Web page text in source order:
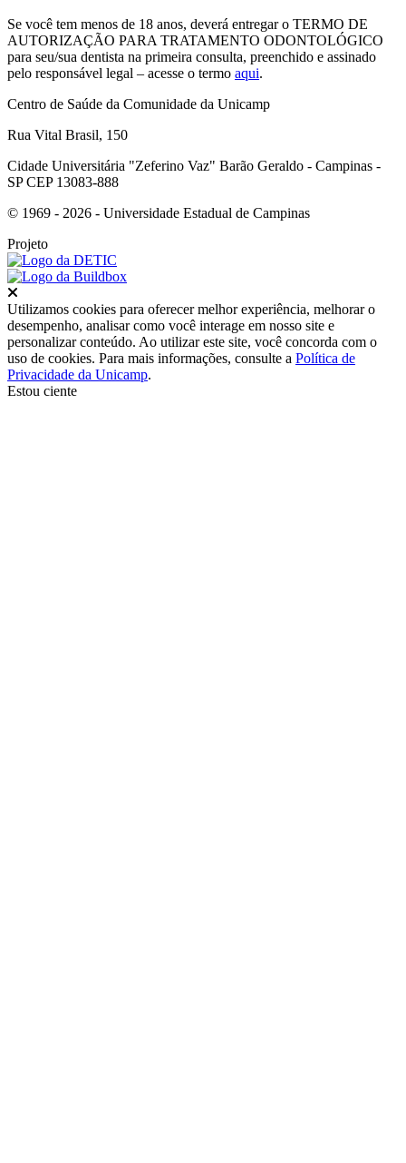
Se você tem menos de 18 anos, deverá entregar o TERMO DE
AUTORIZAÇÃO PARA TRATAMENTO ODONTOLÓGICO
para seu/sua dentista na primeira consulta, preenchido e assinado
pelo responsável legal – acesse o termo aqui.
Centro de Saúde da Comunidade da Unicamp
Rua Vital Brasil, 150
Cidade Universitária "Zeferino Vaz" Barão Geraldo - Campinas -
SP CEP 13083-888
© 1969 - 2026 - Universidade Estadual de Campinas
Projeto
Utilizamos cookies para oferecer melhor experiência, melhorar o
desempenho, analisar como você interage em nosso site e
personalizar conteúdo. Ao utilizar este site, você concorda com o
uso de cookies. Para mais informações, consulte a Política de
Privacidade da Unicamp.
Estou ciente